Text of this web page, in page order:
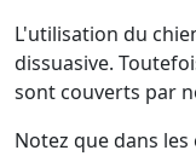
L'utilisation du
dissuasive.
sont couverts par
Notez que dans